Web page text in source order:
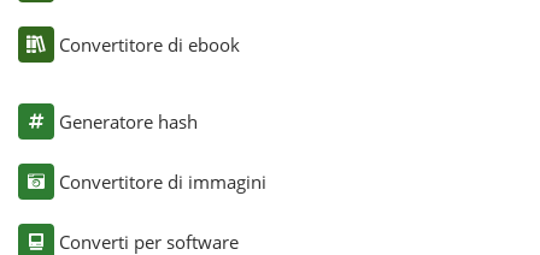
Convertitore di ebook
Generatore hash
Convertitore di immagini
Converti per software